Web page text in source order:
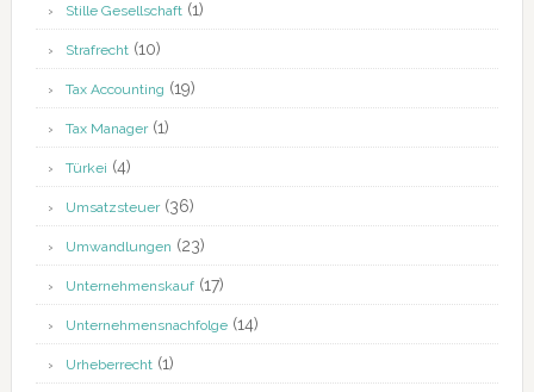
Stille Gesellschaft(1)
Strafrecht(10)
Tax Accounting (19)
Tax Manager(1)
Türkei (4)
Umsatzsteuer(36)
Umwandlungen (23)
Unternehmenskauf(17)
Unternehmensnachfolge(14)
Urheberrecht(1)